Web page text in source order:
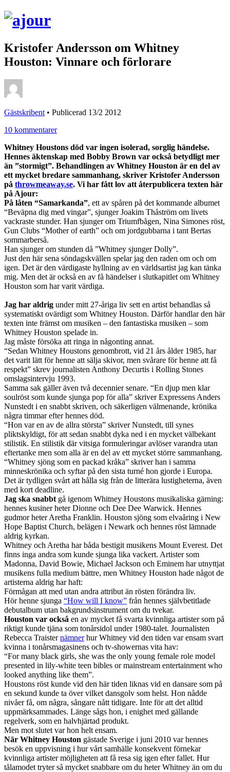
Kristofer Andersson om Whitney
Houston: Vinnare och förlorare
Gästskribent • Publicerad 13/2 2012
10 kommentarer
Whitney Houstons död var ingen isolerad, sorglig händelse.
Hennes äktenskap med Bobby Brown var också betydligt mer
än ”stormigt”. Behandlingen av Whitney Houston är en del av
ett mycket bredare sammanhang, skriver Kristofer Andersson
på throwmeaway.se. Vi har fått lov att återpublicera texten här
på Ajour:
På låten “Samarkanda”, ett av spåren på det kommande albumet
“Beväpna dig med vingar”, sjunger Joakim Thåström om livets
vackraste stunder. Han sjunger om Triumfbågen, Nina Simones röst,
Gun Clubs “Mother of earth” och om jordgubbarna i tant Bertas
sommarberså.
Han sjunger om stunden då ”Whitney sjunger Dolly”.
Just den här sena söndagskvällen spelar jag den raden om och om
igen. Det är den värdigaste hyllning av en världsartist jag kan tänka
mig. Men det är också en av få händelser i slutkapitlet om Whitney
Houston som har varit värdiga.
Jag har aldrig under mitt 27-åriga liv sett en artist behandlas så
systematiskt ovärdigt som Whitney Houston. Därför handlar den här
texten inte främst om musiken – den fantastiska musiken – som
Whitney Houston spelade in.
Jag måste försöka att ringa in någonting annat.
“Sedan Whitney Houstons genombrott, vid 21 års ålder 1985, har
det varit lätt för henne att sälja skivor, men svårare för henne att få
respekt” skrev journalisten Anthony Decurtis i Rolling Stones
omslagsintervju 1993.
Samma sak gäller även två decennier senare. “En djup men klar
soulröst som kunde sjunga pop för alla” skriver Expressens Anders
Nunstedt i en snabbt skriven, och säkerligen välmenande, krönika
några timmar efter hennes död.
“Hon var en av de allra största” skriver Nunstedt, till synes
pliktskyldigt, för att sedan snabbt dyka ned i en mycket välbekant
stilistik. En stilistik där vitsiga formuleringar avlöser varandra utan
eftertanke men som alla är en del av ett mycket större sammanhang.
“Whitney sjöng som en packad kråka” skriver han i samma
minneskrönika och syftar på den sista turné hon gjorde i Europa.
Det är tydligen svårt att hålla sig från de litterära lustigheterna, även
med kort deadline.
Jag ska snabbt gå igenom Whitney Houstons musikaliska gärning:
hennes kusiner heter Dionne och Dee Dee Warwick. Hennes
gudmor heter Aretha Franklin. Houston sjöng som elvaåring i New
Hope Baptist Church, belägen i Newark och hennes röst lämnade
aldrig kyrkan.
Whitney och Aretha har båda bestigit musikens Mount Everest. Det
finns inga andra som kunde sjunga lika vackert. Artister som
Madonna, David Bowie, Michael Jackson och Eminem har utnyttjat
musikens fulla medium bättre, men Whitney Houston hade något de
artisterna aldrig har haft:
Förmågan att med utan andra attribut än rösten förändra liv.
Hör henne sjunga “How will I know” från hennes självbetitlade
debutalbum utan bakgrundsinstrument om du tvekar.
Houston var också en av mycket få svarta kvinnliga artister som på
riktigt kunde tjäna som tonårsidol under 1980-talet. Journalisten
Rebecca Traisternämnerhur Whitney vid den tiden var ensam svart
kvinna i tonårsmagasinens och tv-showernas vita hav:
“For many black girls, she was the only young female role model
presented in lily-white teen bibles or mainstream entertainment who
looked anything like them”.
Houstons röst kunde vid den här tiden liknas vid en dansare som på
en sekund kunde ta över vilket dansgolv som helst. Hon nådde
nivåer få, om några, sångare nått tidigare. Inte för att det alltid
uppmärksammades. Länge sågs hon, i enighet med gällande
regelverk, som en halvhjärtad produkt.
Men mot slutet var hon helt ensam.
När Whitney Houston gästade Sverige i juni 2010 var hennes
besök en uppvisning i hur vårt samhälle konsekvent förnekar
kvinnliga artister möjligheten att få resa sig igen efter fallet. Hur
tålamodet tryter så mycket snabbare om du heter Whitney än om du